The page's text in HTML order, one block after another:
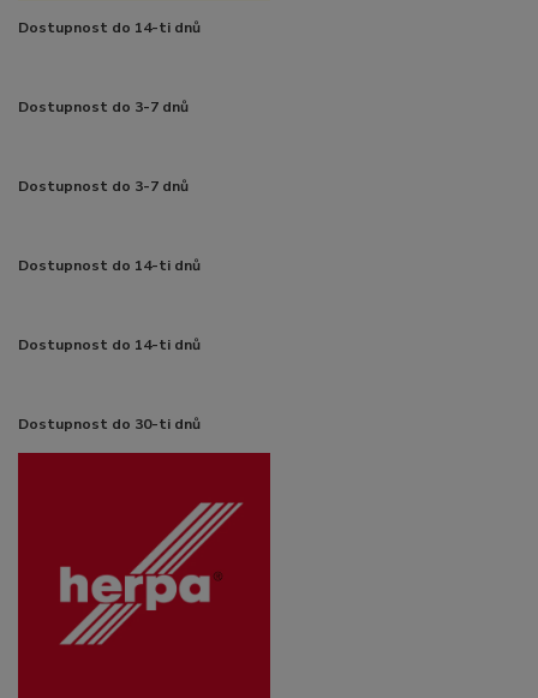
Dostupnost do 14-ti dnů
Dostupnost do 3-7 dnů
Dostupnost do 3-7 dnů
Dostupnost do 14-ti dnů
Dostupnost do 14-ti dnů
Dostupnost do 30-ti dnů